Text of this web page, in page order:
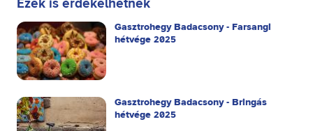
Ezek is érdekelhetnek
Gasztrohegy Badacsony - Farsangi
hétvége 2025
Gasztrohegy Badacsony - Bringás
hétvége 2025